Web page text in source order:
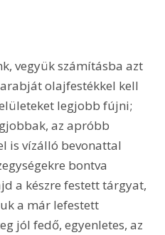
vegyük számításba azt
olajfestékkel kell
legjobb fújni;
az apróbb
is vízálló bevonattal
bontva
a készre festett tárgyat,
a már lefestett
jól fedő, egyenletes, az